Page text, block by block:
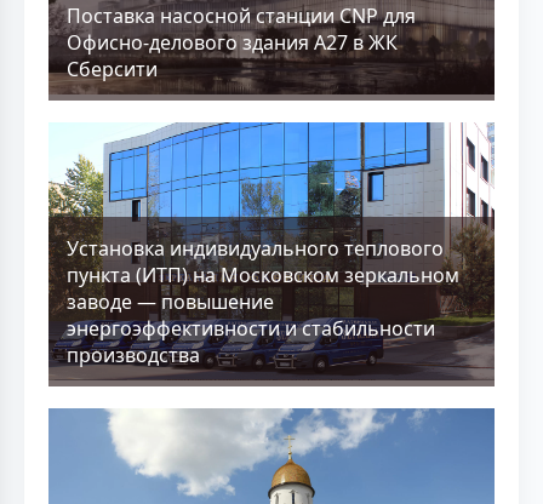
Поставка насосной станции CNP для
Офисно-делового здания А27 в ЖК
Сберсити
Установка индивидуального теплового
пункта (ИТП) на Московском зеркальном
заводе — повышение
энергоэффективности и стабильности
производства